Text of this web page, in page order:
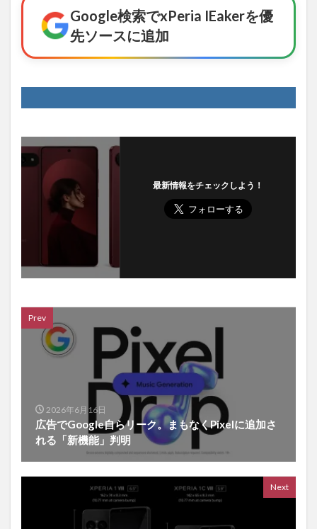
Google検索でxPeria IEakerを優
先ソースに追加
最新情報をチェックしよう！
Prev
2026年6月16日
広告でGoogle自らリーク。まもなくPixelに追加さ
れる「新機能」判明
Next